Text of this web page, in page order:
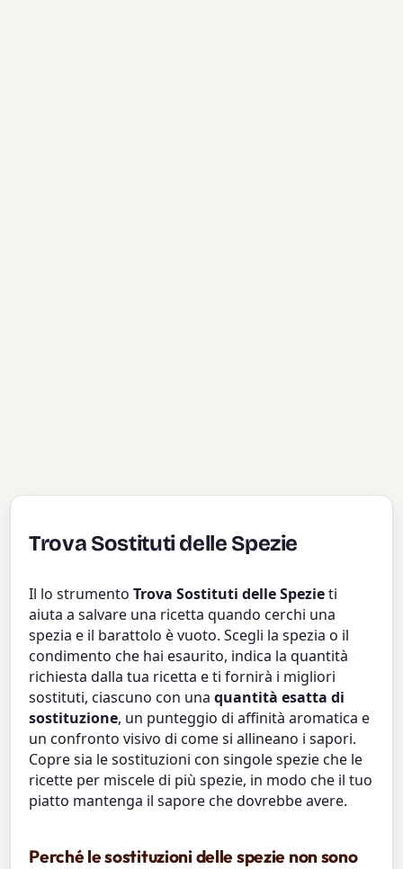
Trova Sostituti delle Spezie
Il lo strumentoTrova Sostituti delle Spezieti
aiuta a salvare una ricetta quando cerchi una
spezia e il barattolo è vuoto. Scegli la spezia o il
condimento che hai esaurito, indica la quantità
richiesta dalla tua ricetta e ti fornirà i migliori
sostituti, ciascuno con unaquantità esatta di
sostituzione, un punteggio di affinità aromatica e
un confronto visivo di come si allineano i sapori.
Copre sia le sostituzioni con singole spezie che le
ricette per miscele di più spezie, in modo che il tuo
piatto mantenga il sapore che dovrebbe avere.
Perché le sostituzioni delle spezie non sono